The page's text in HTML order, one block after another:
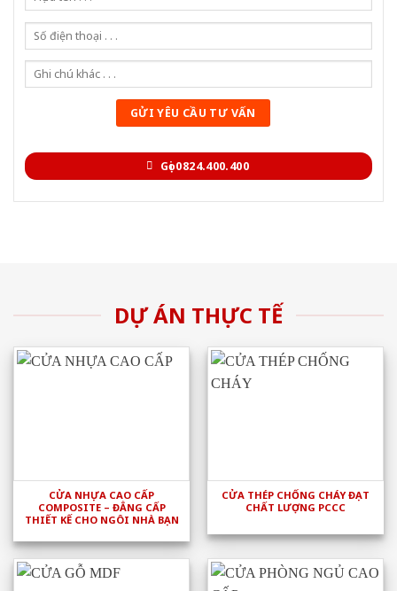
Gọi 0824.400.400
DỰ ÁN THỰC TẾ
CỬA NHỰA CAO CẤP
COMPOSITE – ĐẲNG CẤP
THIẾT KẾ CHO NGÔI NHÀ BẠN
CỬA THÉP CHỐNG CHÁY ĐẠT
CHẤT LƯỢNG PCCC